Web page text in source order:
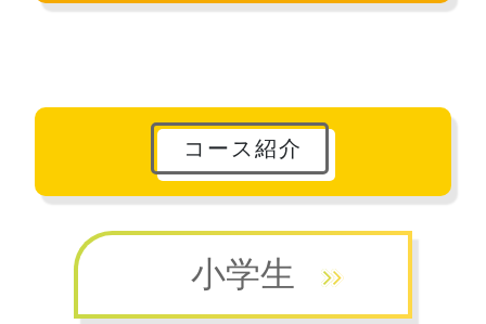
コース紹介
小学生